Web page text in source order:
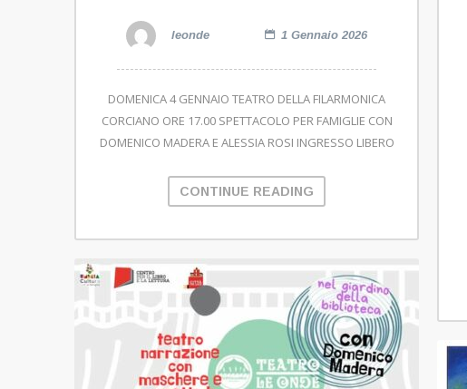
leonde 1 Gennaio 2026
DOMENICA 4 GENNAIO TEATRO DELLA FILARMONICA
CORCIANO ORE 17.00 SPETTACOLO PER FAMIGLIE CON
DOMENICO MADERA E ALESSIA ROSI INGRESSO LIBERO
CONTINUE READING